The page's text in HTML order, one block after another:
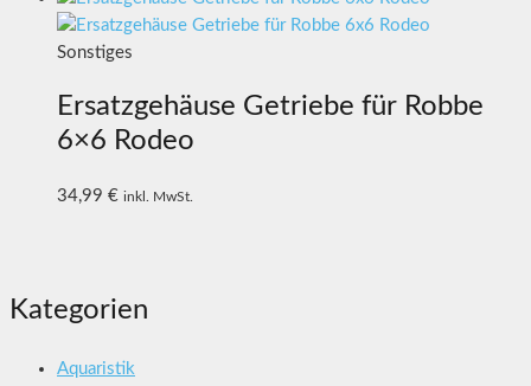
Kategorien
Aquaristik
Sonstiges
Ersatzgehäuse Getriebe für Robbe
6×6 Rodeo
34,99 € inkl. MwSt.